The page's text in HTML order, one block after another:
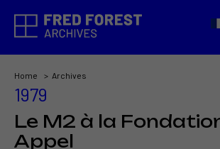
Home Archives
1979
Le M2 à la
Appel